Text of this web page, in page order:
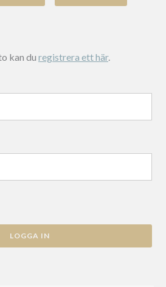
kan du registrera ett här.
LOGGA IN